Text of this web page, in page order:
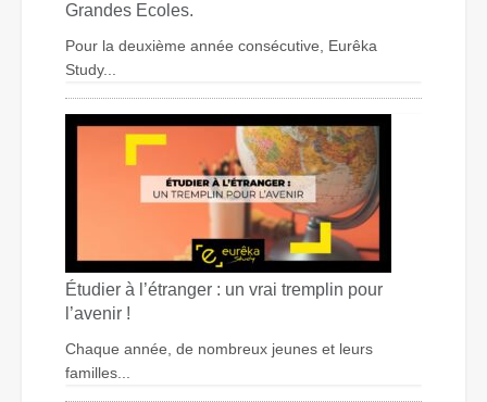
Grandes Ecoles.
Pour la deuxième année consécutive, Eurêka
Study...
Étudier à l’étranger : un vrai tremplin pour
l’avenir !
Chaque année, de nombreux jeunes et leurs
familles...